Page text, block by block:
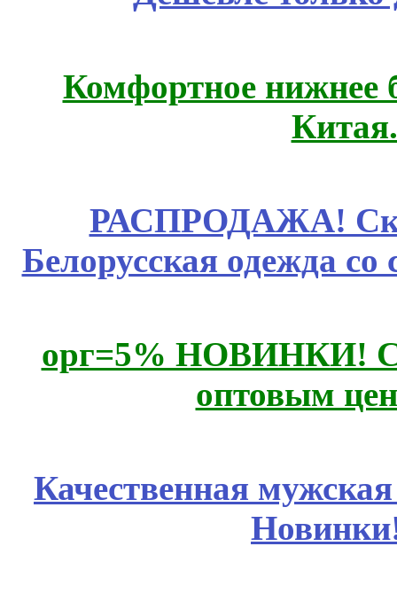
Комфортное нижнее
РАСПРОДАЖА!
Белорусская одежда
орг=5% НОВИНКИ!
оптовым
Качественная